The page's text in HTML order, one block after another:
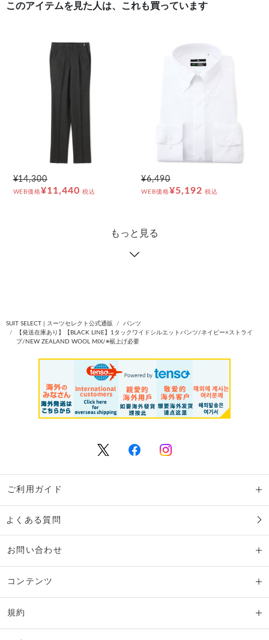
このアイテムを見た人は、これも買っています
¥14,300
WEB価格¥11,440 税込
¥6,490
WEB価格¥5,192 税込
もっと見る
SUIT SELECT | スーツセレクト公式通販
パンツ
【発送在庫あり】【BLACK LINE】1タックワイドシルエットパンツ/ネイビー×ストライ
プ/NEW ZEALAND WOOL MIX/※裾上げ必要
ご利用ガイド
よくある質問
お問い合わせ
コンテンツ
規約